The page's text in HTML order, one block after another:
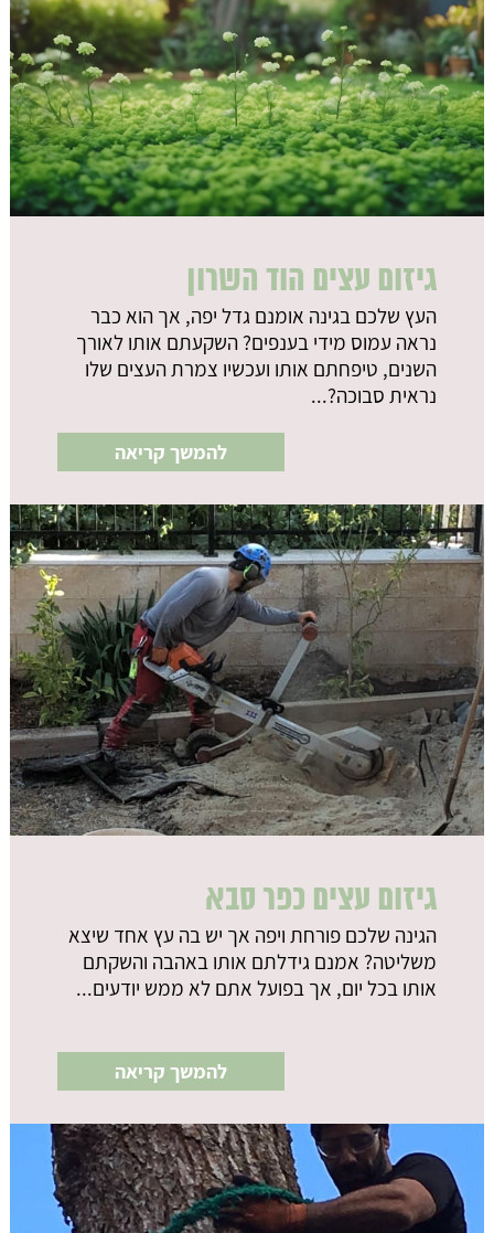
גיזום עצים הוד השרון
העץ שלכם בגינה אומנם גדל יפה, אך הוא כבר
נראה עמוס מידי בענפים? השקעתם אותו לאורך
השנים, טיפחתם אותו ועכשיו צמרת העצים שלו
נראית סבוכה?...
להמשך קריאה
גיזום עצים כפר סבא
הגינה שלכם פורחת ויפה אך יש בה עץ אחד שיצא
משליטה? אמנם גידלתם אותו באהבה והשקתם
אותו בכל יום, אך בפועל אתם לא ממש יודעים...
להמשך קריאה